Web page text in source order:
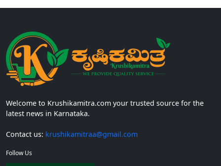
Welcome to Krushikamitra.com your trusted source for the
latest news in Karnataka.
Contact us: krushikamitraa@gmail.com
Follow Us